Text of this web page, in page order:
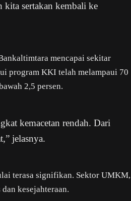
kita sertakan kembali ke
mencapai sekitar
program KKI telah melampaui 70
2,5 persen.
kemacetan rendah. Dari
jelasnya.
terasa signifikan. Sektor UMKM,
kesejahteraan.